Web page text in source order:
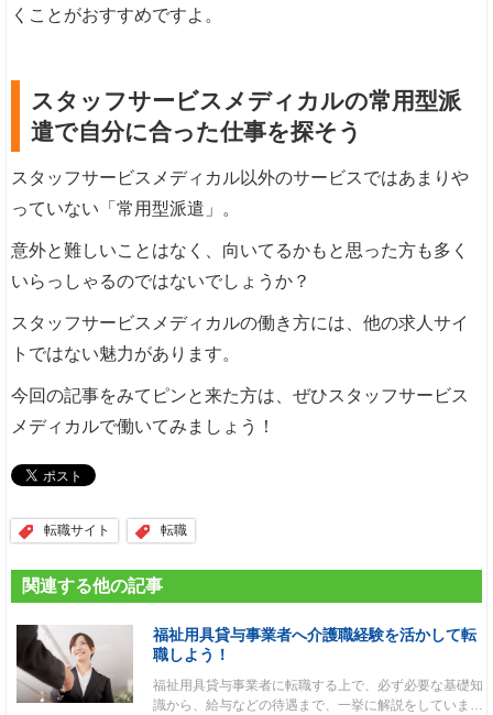
くことがおすすめですよ。
スタッフサービスメディカルの常用型派
遣で自分に合った仕事を探そう
スタッフサービスメディカル以外のサービスではあまりや
っていない「常用型派遣」。
意外と難しいことはなく、向いてるかもと思った方も多く
いらっしゃるのではないでしょうか？
スタッフサービスメディカルの働き方には、他の求人サイ
トではない魅力があります。
今回の記事をみてピンと来た方は、ぜひスタッフサービス
メディカルで働いてみましょう！
転職サイト 転職
関連する他の記事
福祉用具貸与事業者へ介護職経験を活かして転
職しよう！
福祉用具貸与事業者に転職する上で、必ず必要な基礎知
識から、給与などの待遇まで、一挙に解説をしていま…